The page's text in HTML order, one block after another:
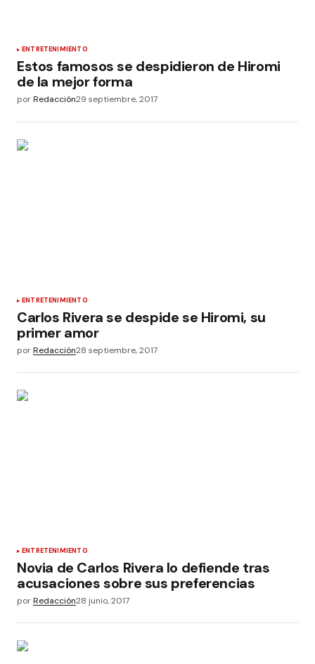
ENTRETENIMIENTO
Estos famosos se despidieron de Hiromi
de la mejor forma
porRedacción29 septiembre, 2017
ENTRETENIMIENTO
Carlos Rivera se despide se Hiromi, su
primer amor
porRedacción28 septiembre, 2017
ENTRETENIMIENTO
Novia de Carlos Rivera lo defiende tras
acusaciones sobre sus preferencias
porRedacción28 junio, 2017